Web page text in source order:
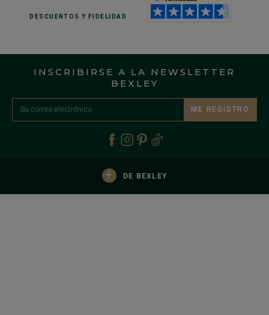
DESCUENTOSY FIDELIDAD
INSCRIBIRSE A LA NEWSLETTER
BEXLEY
ME REGISTRO
+ DE BEXLEY